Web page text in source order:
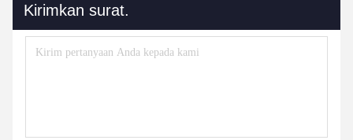
Kirimkan surat.